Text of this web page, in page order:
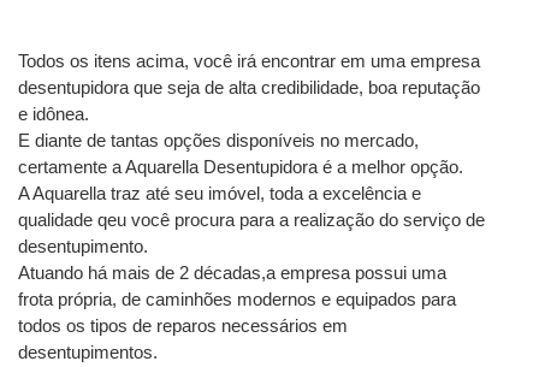
Todos os itens acima, você irá encontrar em uma empresa
desentupidora que seja de alta credibilidade, boa reputação
e idônea.
E diante de tantas opções disponíveis no mercado,
certamente a Aquarella Desentupidora é a melhor opção.
A Aquarella traz até seu imóvel, toda a excelência e
qualidade qeu você procura para a realização do serviço de
desentupimento.
Atuando há mais de 2 décadas,a empresa possui uma
frota própria, de caminhões modernos e equipados para
todos os tipos de reparos necessários em
desentupimentos.